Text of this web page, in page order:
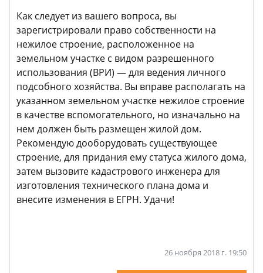
Как следует из вашего вопроса, вы
зарегистрировали право собственности на
нежилое строение, расположенное на
земельном участке с видом разрешенного
использования (ВРИ) — для ведения личного
подсобного хозяйства. Вы вправе располагать на
указанном земельном участке нежилое строение
в качестве вспомогательного, но изначально на
нем должен быть размещен жилой дом.
Рекомендую дооборудовать существующее
строение, для придания ему статуса жилого дома,
затем вызовите кадастрового инженера для
изготовления технического плана дома и
внесите изменения в ЕГРН. Удачи!
26 ноября 2018 г. 19:50